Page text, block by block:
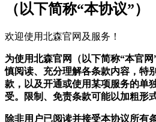
（以下简称“本协议”）
欢迎使用北森官网及服务！
为使用北森官网（以下简称“本官
慎阅读、充分理解各条款内容，特
款，以及开通或使用某项服务的单
受。限制、免责条款可能以加粗形
除非用户已阅读并接受本协议所有